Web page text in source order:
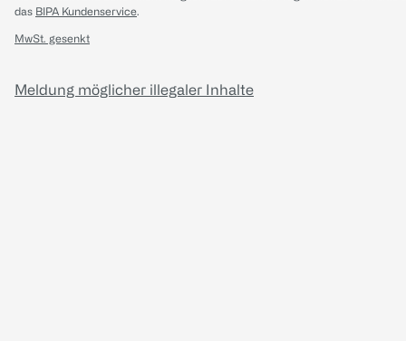
das BIPA Kundenservice.
MwSt. gesenkt
Meldung möglicher illegaler Inhalte